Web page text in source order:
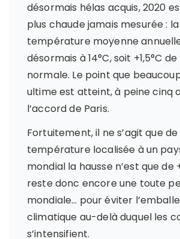
désormais hélas acquis, 2020
plus chaude jamais mesurée : la
température moyenne
désormais à 14°C, soit +1,5°C
normale. Le point que
ultime est atteint, à peine cinq
l’accord de Paris.
Fortuitement, il ne s’agit que
température localisée à un
mondial la hausse n’est que de
reste donc encore une toute
mondiale… pour éviter
climatique au-delà duquel les
s’intensifient.